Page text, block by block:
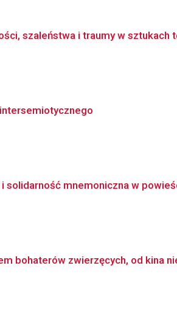
szaleństwa i traumy w sztukach
solidarność mnemoniczna w
bohaterów zwierzęcych, od kina